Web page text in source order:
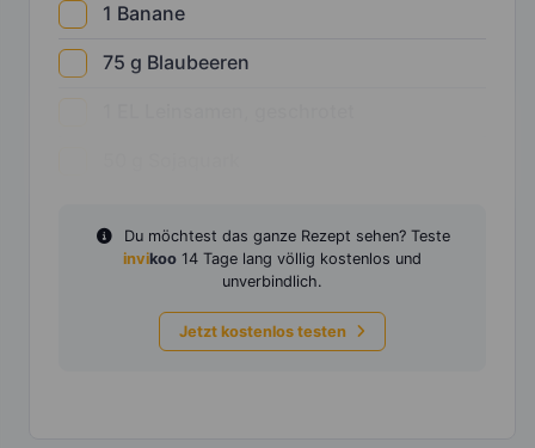
1 Banane
75 g Blaubeeren
Du möchtest das ganze Rezept sehen? Teste
invikoo 14 Tage lang völlig kostenlos und
unverbindlich.
Jetzt kostenlos testen